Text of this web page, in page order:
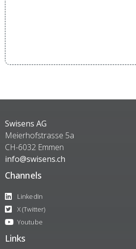
Swisens AG
Meierhofstrasse 5a
CH-6032 Emmen
info@swisens.ch
Channels
LinkedIn
X (Twitter)
Youtube
Links